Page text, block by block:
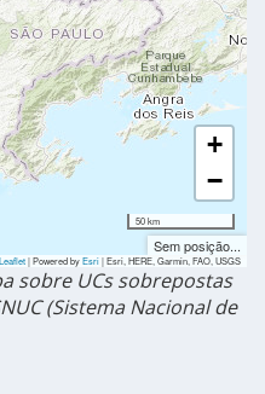
+
−
50 km
Sem posição...
Leaflet| Powered byEsri|Esri, HERE, Garmin, FAO, USGS
sobre UCs sobrepostas
(Sistema Nacional de